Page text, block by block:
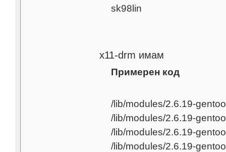
sk98lin
x11-drm имам
Примерен код
/lib/modules/2.6.19-
/lib/modules/2.6.19-
/lib/modules/2.6.19-
/lib/modules/2.6.19-